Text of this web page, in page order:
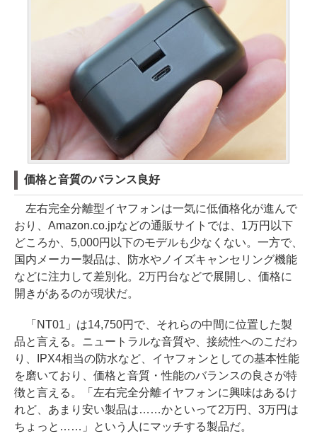
価格と音質のバランス良好
左右完全分離型イヤフォンは一気に低価格化が進んで
おり、Amazon.co.jpなどの通販サイトでは、1万円以下
どころか、5,000円以下のモデルも少なくない。一方で、
国内メーカー製品は、防水やノイズキャンセリング機能
などに注力して差別化。2万円台などで展開し、価格に
開きがあるのが現状だ。
「NT01」は14,750円で、それらの中間に位置した製
品と言える。ニュートラルな音質や、接続性へのこだわ
り、IPX4相当の防水など、イヤフォンとしての基本性能
を磨いており、価格と音質・性能のバランスの良さが特
徴と言える。「左右完全分離イヤフォンに興味はあるけ
れど、あまり安い製品は……かといって2万円、3万円は
ちょっと……」という人にマッチする製品だ。